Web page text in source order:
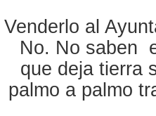
Venderlo al
No. No saben
que deja tierra
palmo a palmo